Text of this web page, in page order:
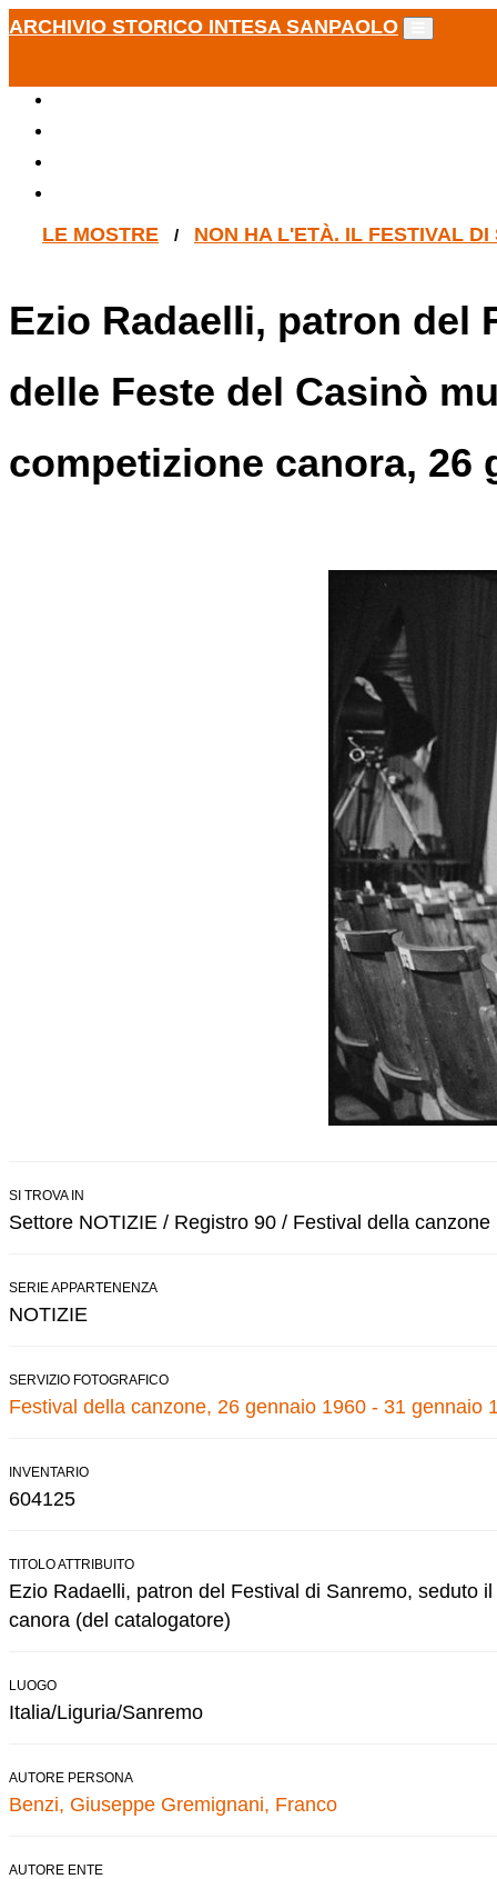
ARCHIVIO STORICO INTESA SANPAOLO
LE MOSTRE / NON HA L'ETÀ. IL FESTIVAL
Ezio Radaelli, patron del
delle Feste del Casinò
competizione canora, 26
SI TROVA IN
Settore NOTIZIE / Registro 90 / Festival della canzone
SERIE APPARTENENZA
NOTIZIE
SERVIZIO FOTOGRAFICO
Festival della canzone, 26 gennaio 1960 - 31 gennaio
INVENTARIO
604125
TITOLO ATTRIBUITO
Ezio Radaelli, patron del Festival di Sanremo, seduto
canora (del catalogatore)
LUOGO
Italia/Liguria/Sanremo
AUTORE PERSONA
Benzi, Giuseppe Gremignani, Franco
AUTORE ENTE